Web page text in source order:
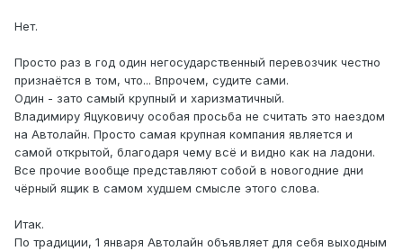
Нет.
Просто раз в год один негосударственный перевозчик честно
признаётся в том, что... Впрочем, судите сами.
Один - зато самый крупный и харизматичный.
Владимиру Яцуковичу особая просьба не считать это наездом
на Автолайн. Просто самая крупная компания является и
самой открытой, благодаря чему всё и видно как на ладони.
Все прочие вообще представляют собой в новогодние дни
чёрный ящик в самом худшем смысле этого слова.
Итак.
По традиции, 1 января Автолайн объявляет для себя выходным